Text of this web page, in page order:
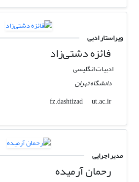
ویراستار ادبی
فائزه دشتی‌زاد
ادبیات انگلیسی
دانشگاه تهران
fz.dashtizad
ut.ac.ir
مدیر اجرایی
رحمان آرمیده